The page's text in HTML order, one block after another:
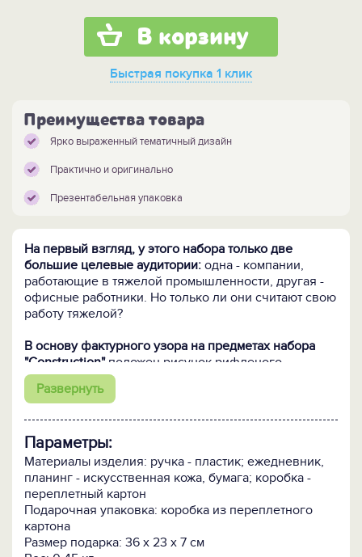
В корзину
Быстрая покупка 1 клик
Преимущества товара
Ярко выраженный тематичный дизайн
Практично и оригинально
Презентабельная упаковка
На первый взгляд, у этого набора только две
большие целевые аудитории: одна - компании,
работающие в тяжелой промышленности, другая -
офисные работники. Но только ли они считают свою
работу тяжелой?
В основу фактурного узора на предметах набора
"Construction"положен рисунок рифленого
металлического листа. Благодаря выпуклым
насечкам-рифелям, поверхность алюминиевого или
промышленном и гражданском строительстве, судо-
и автомобилестроении, пищевой промышленности.
А дизайнеры с удовольствием включают фактурные
панели в создаваемые ими минималистичные
интерьеры.
Высокие показатели безопасности, устойчивость к
Развернуть
Параметры:
Материалы изделия: ручка - пластик; ежедневник,
планинг - искусственная кожа, бумага; коробка -
переплетный картон
Подарочная упаковка: коробка из переплетного
картона
Размер подарка: 36 х 23 х 7 см